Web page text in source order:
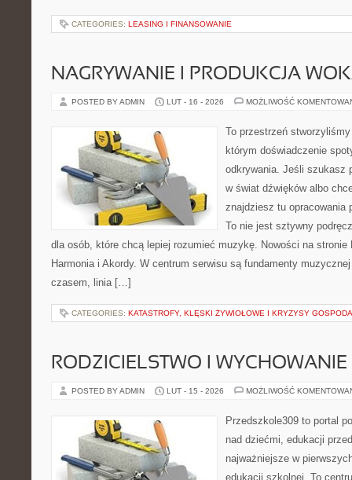
CATEGORIES: LEASING I FINANSOWANIE
NAGRYWANIE I PRODUKCJA
POSTED BY ADMIN LUT - 16 - 2026 MOŻLIWOŚĆ
To przestrzeń
którym doświadczenie
odkrywania. Jeśli szukasz
w świat dźwięków albo
znajdziesz tu opracowania
To nie jest sztywny
dla osób, które chcą lepiej rozumieć muzykę. Nowości na stronie
Harmonia i Akordy. W centrum serwisu są fundamenty
czasem, linia […]
CATEGORIES: KATASTROFY, KLĘSKI ŻYWIOŁOWE I KRYZYSY
RODZICIELSTWO I WYCHOWANIE
POSTED BY ADMIN LUT - 15 - 2026 MOŻLIWOŚĆ
Przedszkole309 to portal
nad dziećmi, edukacji
najważniejsze w
edukacji szkolnej. To